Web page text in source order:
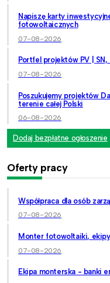
Napiszę karty
fotowoltaicznych
07-08-2026
Portfel projektów PV |
07-08-2026
Poszukujemy projektów
terenie całej Polski
06-08-2026
Dodaj bezpłatne ogłoszenie
Oferty pracy
Współpraca dla osób
07-08-2026
Monter fotowoltaiki,
07-08-2026
Ekipa monterska - banki